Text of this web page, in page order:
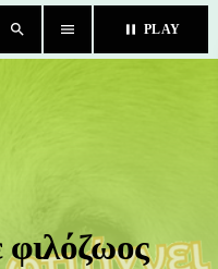
search menu pause PLAY
close
φιλόζωος